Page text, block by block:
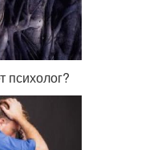
психолог?